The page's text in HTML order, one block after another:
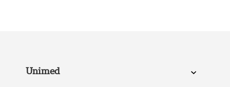
Unimed